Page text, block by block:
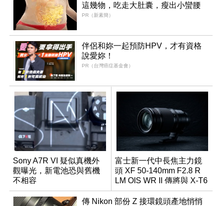
這幾物，吃走大肚囊，瘦出小蠻腰
PR（新素簡）
伴侶和妳一起預防HPV，才有資格
說愛妳！
PR（台灣癌症基金會）
Sony A7R VI 疑似真機外
觀曝光，新電池恐與舊機
不相容
富士新一代中長焦主力鏡
頭 XF 50-140mm F2.8 R
LM OIS WR II 傳將與 X-T6
同步亮相
傳 Nikon 部份 Z 接環鏡頭產地悄悄